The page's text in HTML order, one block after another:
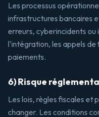
Les processus
infrastructures bancaires
erreurs, cyberincidents
l'intégration, les appels de
paiements.
6) Risque
Les lois, règles fiscales et
changer. Les conditions